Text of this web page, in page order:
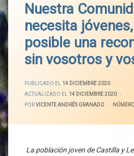
Nuestra
necesita
posible una
sin vosotros y
PUBLICADO EL 14 DICIEMBRE 2020
ACTUALIZADO EL 14 DICIEMBRE 2020
PORVICENTE ANDRÉS GRANADO
La población joven de Castilla y